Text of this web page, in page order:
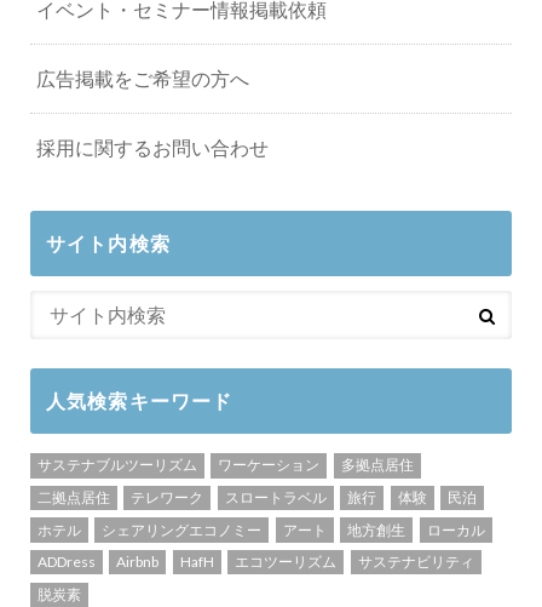
イベント・セミナー情報掲載依頼
広告掲載をご希望の方へ
採用に関するお問い合わせ
サイト内検索
人気検索キーワード
サステナブルツーリズム ワーケーション
多拠点居住
二拠点居住
テレワーク スロートラベル 旅行 体験
民泊
ホテル
シェアリングエコノミー アート 地方創生
ローカル
ADDress
Airbnb HafH エコツーリズム
サステナビリティ
脱炭素